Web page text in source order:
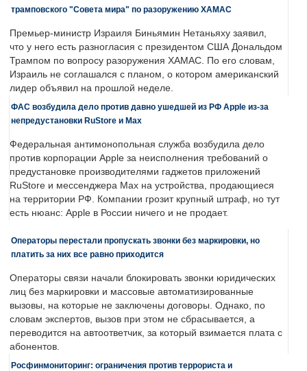
трамповского "Совета мира" по разоружению ХАМАС
Премьер-министр Израиля Биньямин Нетаньяху заявил,
что у него есть разногласия с президентом США Дональдом
Трампом по вопросу разоружения ХАМАС. По его словам,
Израиль не соглашался с планом, о котором американский
лидер объявил на прошлой неделе.
ФАС возбудила дело против давно ушедшей из РФ Apple из-за
непредустановки RuStore и Max
Федеральная антимонопольная служба возбудила дело
против корпорации Apple за неисполнения требований о
предустановке производителями гаджетов приложений
RuStore и мессенджера Max на устройства, продающиеся
на территории РФ. Компании грозит крупный штраф, но тут
есть нюанс: Apple в России ничего и не продает.
Операторы перестали пропускать звонки без маркировки, но
платить за них все равно приходится
Операторы связи начали блокировать звонки юридических
лиц без маркировки и массовые автоматизированные
вызовы, на которые не заключены договоры. Однако, по
словам экспертов, вызов при этом не сбрасывается, а
переводится на автоответчик, за который взимается плата с
абонентов.
Росфинмониторинг: ограничения против террориста и